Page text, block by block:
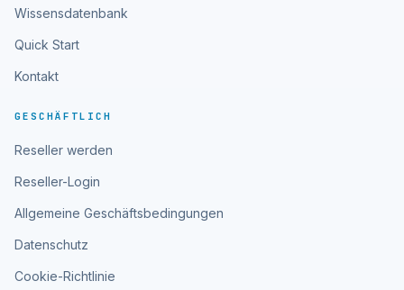
Wissensdatenbank
Quick Start
Kontakt
GESCHÄFTLICH
Reseller werden
Reseller-Login
Allgemeine Geschäftsbedingungen
Datenschutz
Cookie-Richtlinie